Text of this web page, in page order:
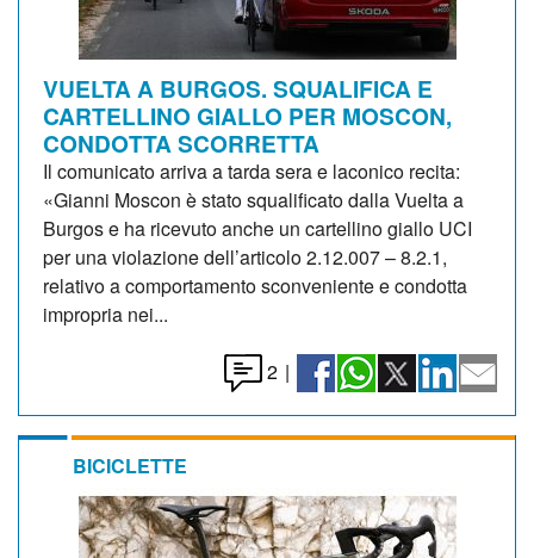
VUELTA A BURGOS. SQUALIFICA E
CARTELLINO GIALLO PER MOSCON,
CONDOTTA SCORRETTA
Il comunicato arriva a tarda sera e laconico recita:
«Gianni Moscon è stato squalificato dalla Vuelta a
Burgos e ha ricevuto anche un cartellino giallo UCI
per una violazione dell’articolo 2.12.007 – 8.2.1,
relativo a comportamento sconveniente e condotta
impropria nei...
2 |
BICICLETTE